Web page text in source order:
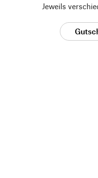
Jeweils